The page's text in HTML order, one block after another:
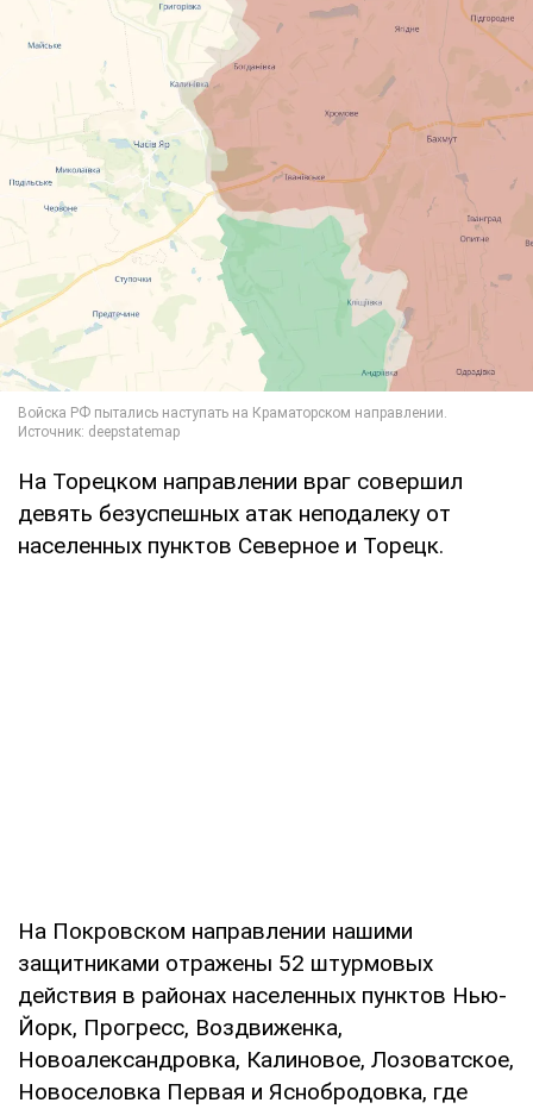
На Торецком направлении враг совершил
девять безуспешных атак неподалеку от
населенных пунктов Северное и Торецк.
На Покровском направлении нашими
защитниками отражены 52 штурмовых
действия в районах населенных пунктов Нью-
Йорк, Прогресс, Воздвиженка,
Новоалександровка, Калиновое, Лозоватское,
Новоселовка Первая и Яснобродовка, где